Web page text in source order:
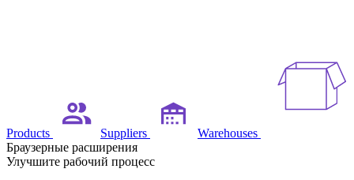
Products Suppliers Warehouses
Браузерные расширения
Улучшите рабочий процесс